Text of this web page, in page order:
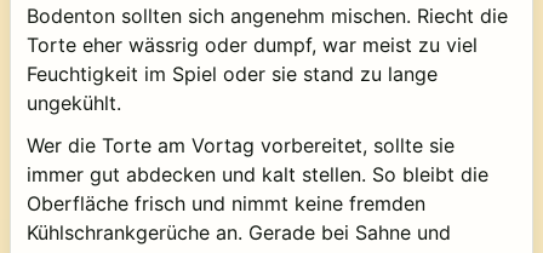
Bodenton sollten sich angenehm mischen. Riecht die
Torte eher wässrig oder dumpf, war meist zu viel
Feuchtigkeit im Spiel oder sie stand zu lange
ungekühlt.
Wer die Torte am Vortag vorbereitet, sollte sie
immer gut abdecken und kalt stellen. So bleibt die
Oberfläche frisch und nimmt keine fremden
Kühlschrankgerüche an. Gerade bei Sahne und